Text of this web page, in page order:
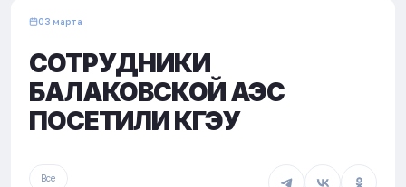
03 марта
СОТРУДНИКИ
БАЛАКОВСКОЙ АЭС
ПОСЕТИЛИ КГЭУ
Все